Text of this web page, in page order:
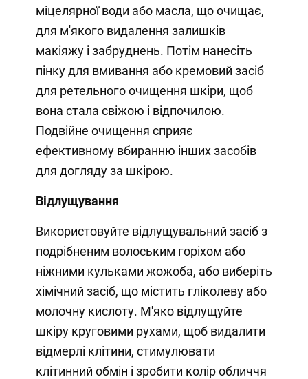
міцелярної води або масла, що очищає,
для м'якого видалення залишків
макіяжу і забруднень. Потім нанесіть
пінку для вмивання або кремовий засіб
для ретельного очищення шкіри, щоб
вона стала свіжою і відпочилою.
Подвійне очищення сприяє
ефективному вбиранню інших засобів
для догляду за шкірою.
Відлущування
Використовуйте відлущувальний засіб з
подрібненим волоським горіхом або
ніжними кульками жожоба, або виберіть
хімічний засіб, що містить гліколеву або
молочну кислоту. М'яко відлущуйте
шкіру круговими рухами, щоб видалити
відмерлі клітини, стимулювати
клітинний обмін і зробити колір обличчя